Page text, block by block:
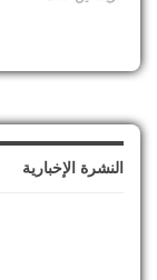
النشرة الإخبارية